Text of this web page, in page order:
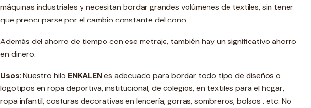
máquinas industriales y necesitan bordar grandes volúmenes de textiles, sin tener
que preocuparse por el cambio constante del cono.
Además del ahorro de tiempo con ese metraje, también hay un significativo ahorro
en dinero.
Usos: Nuestro hilo ENKALENes adecuado para bordar todo tipo de diseños o
logotipos en ropa deportiva, institucional, de colegios, en textiles para el hogar,
ropa infantil, costuras decorativas en lencería, gorras, sombreros, bolsos . etc. No